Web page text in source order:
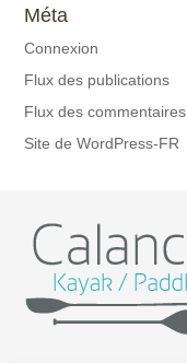
Méta
Connexion
Flux des publications
Flux des commentaires
Site de WordPress-FR